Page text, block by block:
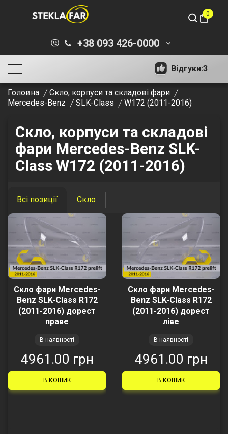
shopping_bag
0
+38 093 426-0000 keyboard_arrow_down
Відгуки:3
Головна
Скло, корпуси та складові фари
Mercedes-Benz
SLK-Class W172 (2011-2016)
Скло, корпуси та складові
фари Mercedes-Benz SLK-
Class W172 (2011-2016)
Всі позиції Скло
Скло фари Mercedes-
Benz SLK-Class R172
(2011-2016) дорест
праве
В наявності
4961.00 грн
В КОШИК
Скло фари Mercedes-
Benz SLK-Class R172
(2011-2016) дорест
ліве
В наявності
4961.00 грн
В КОШИК